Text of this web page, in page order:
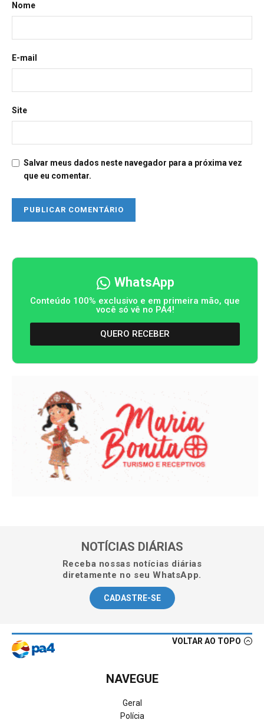
Nome
E-mail
Site
Salvar meus dados neste navegador para a próxima vez
que eu comentar.
WhatsApp
Conteúdo 100% exclusivo e em primeira mão, que
você só vê no PA4!
QUERO RECEBER
NOTÍCIAS DIÁRIAS
Receba nossas notícias diárias
diretamente no seu WhatsApp.
CADASTRE-SE
VOLTAR AO TOPO
NAVEGUE
Geral
Polícia